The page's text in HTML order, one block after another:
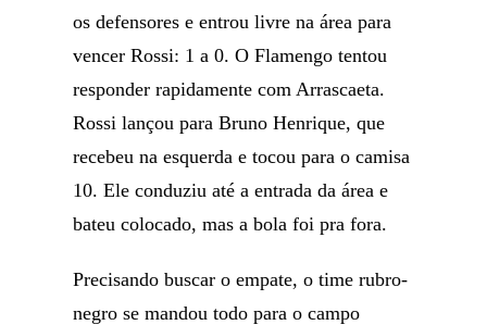
os defensores e entrou livre na área para
vencer Rossi: 1 a 0. O Flamengo tentou
responder rapidamente com Arrascaeta.
Rossi lançou para Bruno Henrique, que
recebeu na esquerda e tocou para o camisa
10. Ele conduziu até a entrada da área e
bateu colocado, mas a bola foi pra fora.
Precisando buscar o empate, o time rubro-
negro se mandou todo para o campo